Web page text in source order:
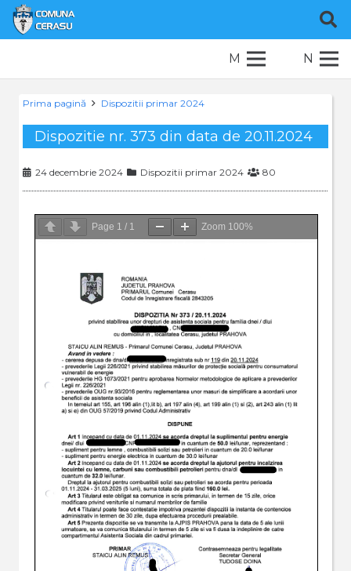
M N
Prima pagină Dispozitii primar 2024
Dispozitie nr. 373 din data de 20.11.2024
24 decembrie 2024 Dispozitii primar 2024 80
Page 1 / 1 Zoom 100%